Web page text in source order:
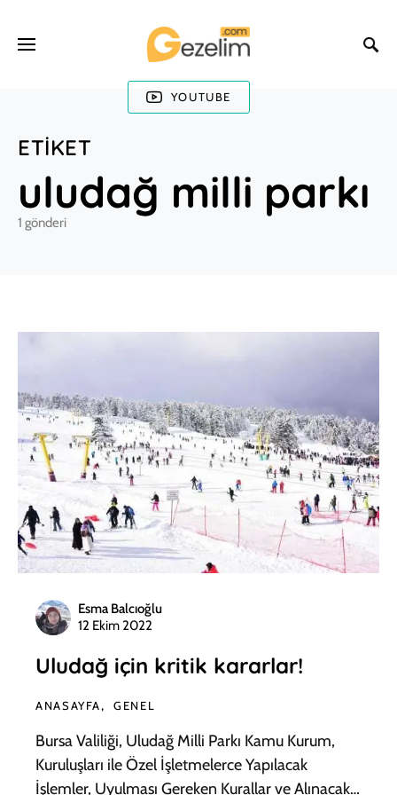
YOUTUBE
ETIKET
uludağ milli parkı
1 gönderi
Esma Balcıoğlu
12 Ekim 2022
Uludağ için kritik kararlar!
ANASAYFA GENEL
Bursa Valiliği, Uludağ Milli Parkı Kamu Kurum,
Kuruluşları ile Özel İşletmelerce Yapılacak
İşlemler, Uyulması Gereken Kurallar ve Alınacak…